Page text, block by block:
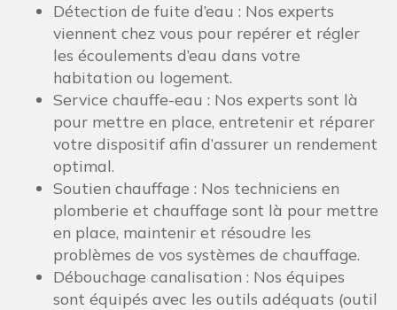
Détection de fuite d’eau : Nos experts
viennent chez vous pour repérer et régler
les écoulements d’eau dans votre
habitation ou logement.
Service chauffe-eau : Nos experts sont là
pour mettre en place, entretenir et réparer
votre dispositif afin d’assurer un rendement
optimal.
Soutien chauffage : Nos techniciens en
plomberie et chauffage sont là pour mettre
en place, maintenir et résoudre les
problèmes de vos systèmes de chauffage.
Débouchage canalisation : Nos équipes
sont équipés avec les outils adéquats (outil